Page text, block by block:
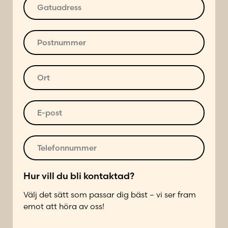
*
a
u
a
r
e
s
*
P
o
t
n
m
m
r
*
*
E
-
p
o
s
h
ä
r
h
ä
r
O
r
*
E
-
o
s
*
T
e
e
o
n
Hur vill du bli kontaktad?
Välj det sätt som passar dig bäst – vi ser fram
emot att höra av oss!